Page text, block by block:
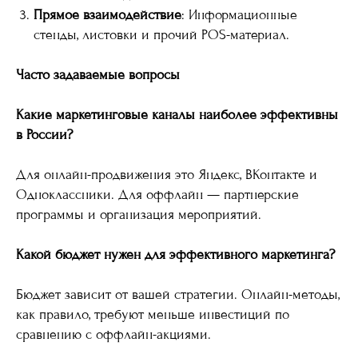
Прямое взаимодействие: Информационные
стенды, листовки и прочий POS-материал.
Часто задаваемые вопросы
Какие маркетинговые каналы наиболее эффективны
в России?
Для онлайн-продвижения это Яндекс, ВКонтакте и
Одноклассники. Для оффлайн — партнерские
программы и организация мероприятий.
Какой бюджет нужен для эффективного маркетинга?
Бюджет зависит от вашей стратегии. Онлайн-методы,
как правило, требуют меньше инвестиций по
сравнению с оффлайн-акциями.